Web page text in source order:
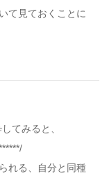
て見ておくことに
てみると、
れる、自分と同種